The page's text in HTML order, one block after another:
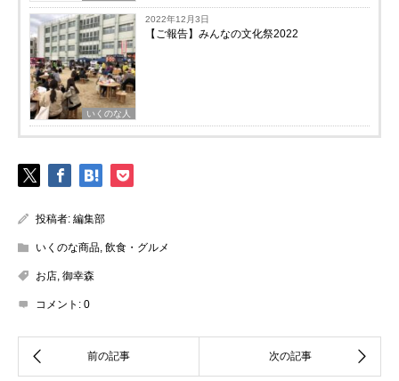
いくのな人
2022年12月3日
【ご報告】みんなの文化祭2022
投稿者: 編集部
いくのな商品 飲食・グルメ
お店 御幸森
コメント: 0